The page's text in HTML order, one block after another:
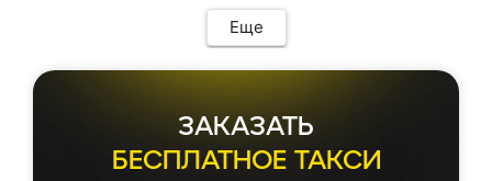
Еще
ЗАКАЗАТЬ
БЕСПЛАТНОЕ ТАКСИ